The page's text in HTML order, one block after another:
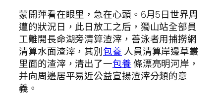
蒙開萍看在眼里，急在心頭。6月5日世界周
遭的狀況日，此日放工之后，獨山站全部員
工離開長命湖旁清算渣滓，善泳者用捕撈網
清算水面渣滓，其別包養 人員清算岸邊草叢
里面的渣滓，清出了一包養條漂亮明河岸，
并向周邊居平易近公益宣揚渣滓分類的意
義。